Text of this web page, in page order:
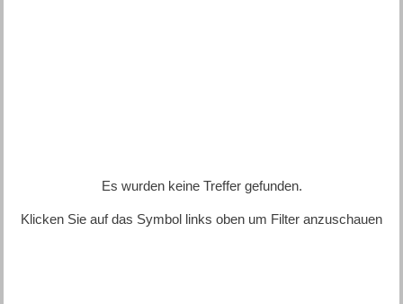
Es wurden keine Treffer gefunden.
Klicken Sie auf das Symbol links oben um Filter anzuschauen